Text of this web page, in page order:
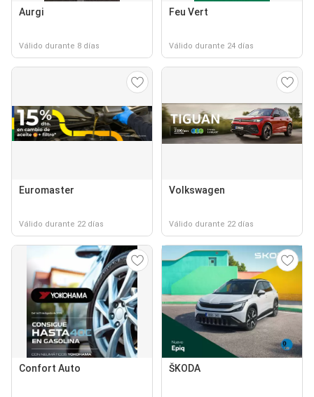
Aurgi
Válido durante 8 días
Feu Vert
Válido durante 24 días
Euromaster
Válido durante 22 días
Volkswagen
Válido durante 22 días
Confort Auto ŠKODA